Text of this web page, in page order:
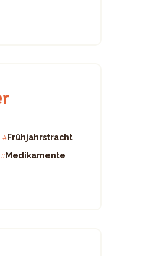
Frühjahrstracht
Medikamente